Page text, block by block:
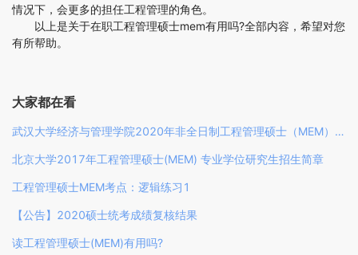
情况下，会更多的担任工程管理的角色。
以上是关于在职工程管理硕士mem有用吗?全部内容，希望对您
有所帮助。
大家都在看
武汉大学经济与管理学院2020年非全日制工程管理硕士（MEM）研究生招生简章
北京大学2017年工程管理硕士(MEM) 专业学位研究生招生简章
工程管理硕士MEM考点：逻辑练习1
【公告】2020硕士统考成绩复核结果
读工程管理硕士(MEM)有用吗?